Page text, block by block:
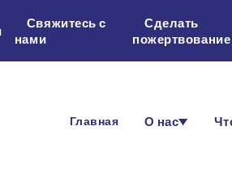
Свяжитесь с
нами
Сделать
пожертвование
Главная О нас